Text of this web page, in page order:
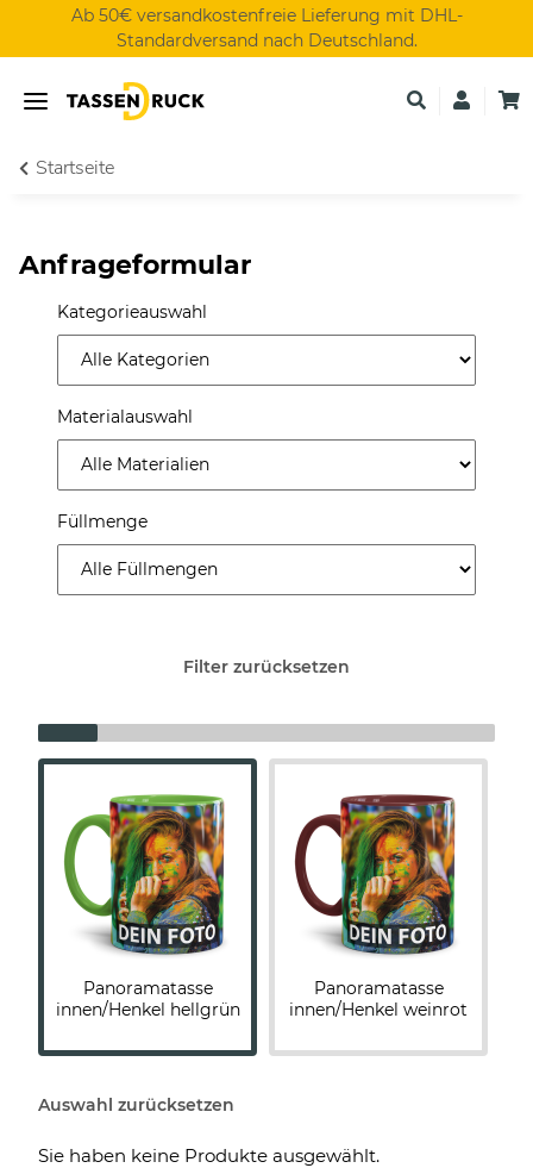
Ab 50€ versandkostenfreie Lieferung mit DHL-
Standardversand nach Deutschland.
Startseite
Anfrageformular
Kategorieauswahl
Materialauswahl
Füllmenge
Filter zurücksetzen
Panoramatasse
innen/Henkel hellgrün
Panoramatasse
innen/Henkel weinrot
Auswahl zurücksetzen
Sie haben keine Produkte ausgewählt.